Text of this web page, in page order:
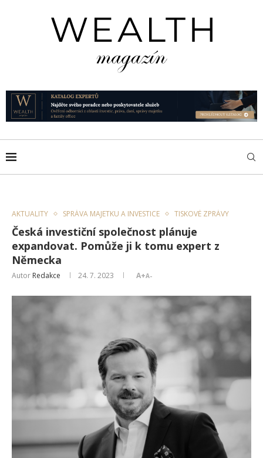
AKTUALITY SPRÁVA MAJETKU A INVESTICE TISKOVÉ ZPRÁVY
Česká investiční společnost plánuje
expandovat. Pomůže ji k tomu expert z
Německa
Autor Redakce 24. 7. 2023 A+A-